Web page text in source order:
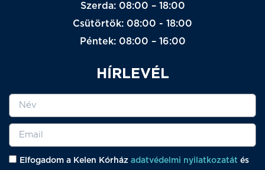
Szerda: 08:00 – 18:00
Csütörtök: 08:00 - 18:00
Péntek: 08:00 – 16:00
HÍRLEVÉL
Elfogadom a Kelen Kórház adatvédelmi nyilatkozatát és